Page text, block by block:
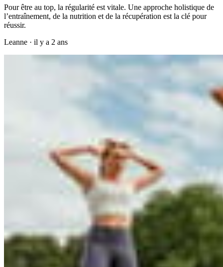
Pour être au top, la régularité est vitale. Une approche holistique de
l’entraînement, de la nutrition et de la récupération est la clé pour
réussir.
Leanne · il y a 2 ans